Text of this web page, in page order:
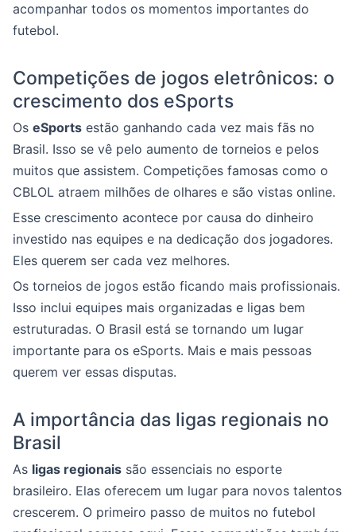
acompanhar todos os momentos importantes do
futebol.
Competições de jogos eletrônicos: o
crescimento dos eSports
Os eSports estão ganhando cada vez mais fãs no
Brasil. Isso se vê pelo aumento de torneios e pelos
muitos que assistem. Competições famosas como o
CBLOL atraem milhões de olhares e são vistas online.
Esse crescimento acontece por causa do dinheiro
investido nas equipes e na dedicação dos jogadores.
Eles querem ser cada vez melhores.
Os torneios de jogos estão ficando mais profissionais.
Isso inclui equipes mais organizadas e ligas bem
estruturadas. O Brasil está se tornando um lugar
importante para os eSports. Mais e mais pessoas
querem ver essas disputas.
A importância das ligas regionais no
Brasil
As ligas regionais são essenciais no esporte
brasileiro. Elas oferecem um lugar para novos talentos
crescerem. O primeiro passo de muitos no futebol